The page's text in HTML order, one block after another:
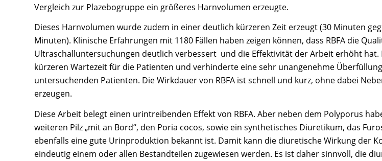
Vergleich zur Plazebogruppe ein größeres Harnvolumen erzeugte.
Dieses Harnvolumen wurde zudem in einer deutlich kürzeren Zeit erzeugt (30 Minuten
Minuten). Klinische Erfahrungen mit 1180 Fällen haben zeigen können, dass RBFA die
Ultraschalluntersuchungen deutlich verbessert und die Effektivität der Arbeit erhöht hat.
kürzeren Wartezeit für die Patienten und verhinderte eine sehr unangenehme
untersuchenden Patienten. Die Wirkdauer von RBFA ist schnell und kurz, ohne dabei
erzeugen.
Diese Arbeit belegt einen urintreibenden Effekt von RBFA. Aber neben dem Polyporus
weiteren Pilz „mit an Bord“, den Poria cocos, sowie ein synthetisches Diuretikum, das
ebenfalls eine gute Urinproduktion bekannt ist. Damit kann die diuretische Wirkung der
eindeutig einem oder allen Bestandteilen zugewiesen werden. Es ist daher sinnvoll, die